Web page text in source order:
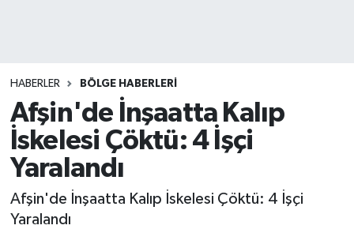
HABERLER BÖLGE HABERLERI
Afşin'de İnşaatta Kalıp
İskelesi Çöktü: 4 İşçi
Yaralandı
Afşin'de İnşaatta Kalıp İskelesi Çöktü: 4 İşçi
Yaralandı
Tüm Manşetler
Son Dakika Haberleri
Haber Arşivi